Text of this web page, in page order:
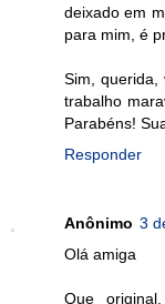
deixado em
para mim, é
Sim, querida,
trabalho
Parabéns!
Responder
Anônimo 3
Olá amiga
Que